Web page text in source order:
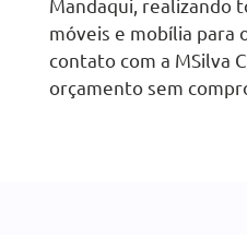
móveis e mobília para
contato com a MSilva
orçamento sem